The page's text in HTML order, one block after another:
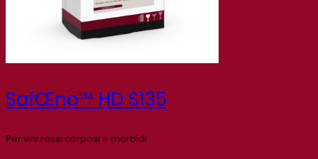
SafŒno™ HD S135
Per vini rossi corposi e morbidi